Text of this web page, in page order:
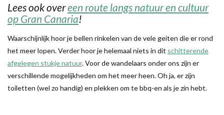
Lees ook overeen route langs natuur en cultuur
op Gran Canaria!
Waarschijnlijk hoor je bellen rinkelen van de vele geiten die er rond
het meer lopen. Verder hoor je helemaal niets in dit schitterende
afgelegen stukje natuur. Voor de wandelaars onder ons zijn er
verschillende mogelijkheden om het meer heen. Oh ja, er zijn
toiletten (wel zo handig) en plekken om te bbq-en als je zin hebt.